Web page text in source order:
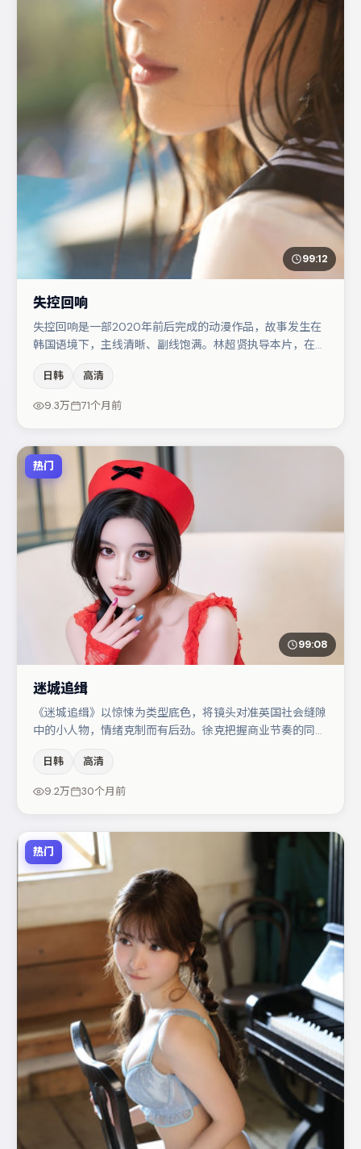
99:12
失控回响
失控回响是一部2020年前后完成的动漫作品，故事发生在
韩国语境下，主线清晰、副线饱满。林超贤执导本片，在场
梁朝伟与王景春的对手戏构成全片情感锚点，张颂文则以细
节塑造推动谜题层层揭开。整体完成度较高，适合周末一口
日韩 高清
9.3万 71个月前
热门
99:08
迷城追缉
《迷城追缉》以惊悚为类型底色，将镜头对准英国社会缝隙
中的小人物，情绪克制而有后劲。徐克把握商业节奏的同时
歌的对手戏构成全片情感锚点，文淇则以细节塑造推动谜题
层层揭开。节奏紧凑、反转有度，值得列入片单。
日韩 高清
9.2万 30个月前
热门